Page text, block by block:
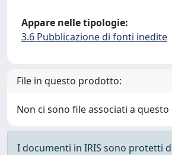
Appare nelle tipologie:
3.6 Pubblicazione di fonti inedite
File in questo prodotto:
Non ci sono file associati a
I documenti in IRIS sono protetti